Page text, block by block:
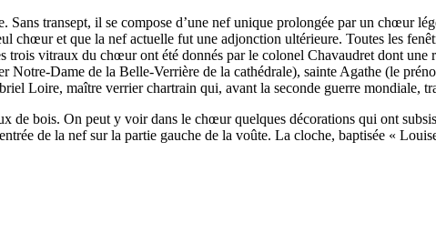
transept, il se compose d’une nef unique prolongée par un chœur
chœur et que la nef actuelle fut une adjonction ultérieure. Toutes les
vitraux du chœur ont été donnés par le colonel Chavaudret dont une
Notre-Dame de la Belle-Verrière de la cathédrale), sainte Agathe (le
Loire, maître verrier chartrain qui, avant la seconde guerre mondiale,
de bois. On peut y voir dans le chœur quelques décorations qui ont
de la nef sur la partie gauche de la voûte. La cloche, baptisée «